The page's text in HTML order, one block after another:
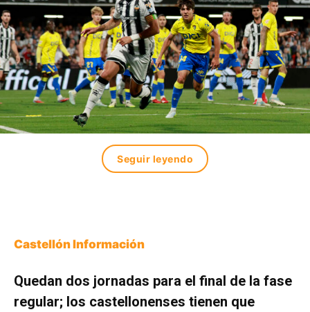
Seguir leyendo
Castellón Información
Quedan dos jornadas para el final de la fase
regular; los castellonenses tienen que